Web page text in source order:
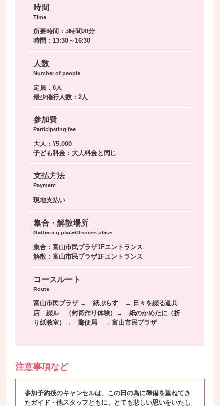
時間
Time
所要時間：3時間00分
時間：13:30～16:30
人数
Number of people
定員：8人
最少催行人数：2人
参加費
Participating fee
大人：¥5,000
子ども料金：大人料金と同じ
支払方法
Payment
現地支払い
集合・解散場所
Gathering place/Dismiss place
集合：富山市民プラザ1Fエントランス
解散：富山市民プラザ1Fエントランス
コースルート
Route
富山市民プラザ → 紙ぷらす → 日々を綴る道具
店 綴ル （封筒作り体験）→ 紙のかめたに（折
り紙教室）→ 郵便局 → 富山市民プラザ
注意事項など
参加予約後のキャンセルは、この日の為に準備を重ねてき
たガイド・他スタッフともに、とても悲しい思いをいたし